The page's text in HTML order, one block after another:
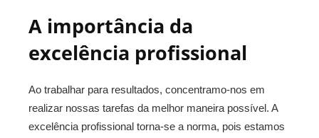
A importância da
excelência profissional
Ao trabalhar para resultados, concentramo-nos em
realizar nossas tarefas da melhor maneira possível. A
excelência profissional torna-se a norma, pois estamos